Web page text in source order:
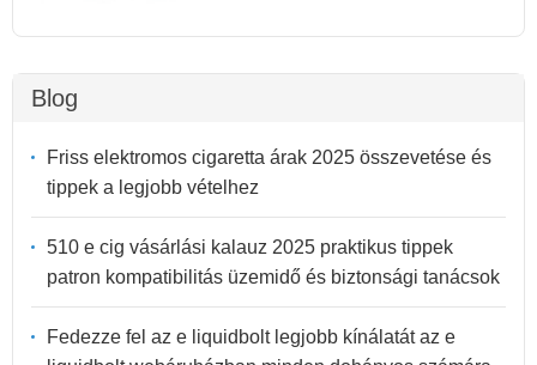
Blog
Friss elektromos cigaretta árak 2025 összevetése és
tippek a legjobb vételhez
510 e cig vásárlási kalauz 2025 praktikus tippek
patron kompatibilitás üzemidő és biztonsági tanácsok
Fedezze fel az e liquidbolt legjobb kínálatát az e